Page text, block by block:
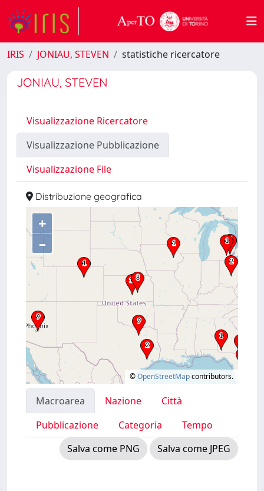
IRIS JONIAU, STEVEN statistiche ricercatore
JONIAU, STEVEN
Visualizzazione Ricercatore
Visualizzazione Pubblicazione
Visualizzazione File
Distribuzione geografica
+
–
©OpenStreetMapcontributors.
Macroarea Nazione
Città
Pubblicazione
Categoria
Tempo
Salva come PNG
Salva come JPEG